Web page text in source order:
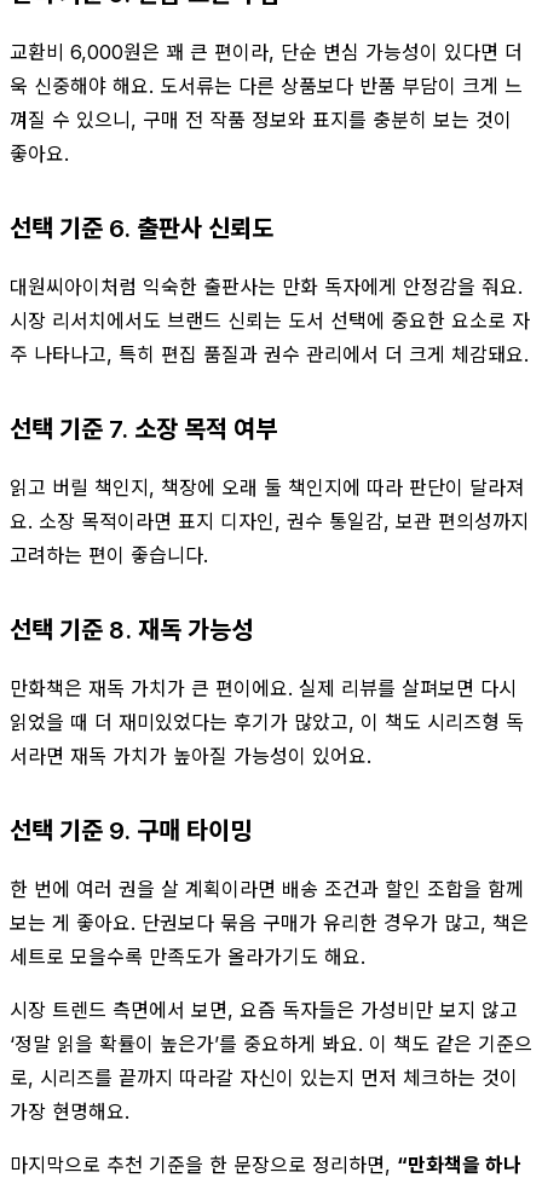
교환비 6,000원은 꽤 큰 편이라, 단순 변심 가능성이 있다면 더
욱 신중해야 해요. 도서류는 다른 상품보다 반품 부담이 크게 느
껴질 수 있으니, 구매 전 작품 정보와 표지를 충분히 보는 것이
좋아요.
선택 기준 6. 출판사 신뢰도
대원씨아이처럼 익숙한 출판사는 만화 독자에게 안정감을 줘요.
시장 리서치에서도 브랜드 신뢰는 도서 선택에 중요한 요소로 자
주 나타나고, 특히 편집 품질과 권수 관리에서 더 크게 체감돼요.
선택 기준 7. 소장 목적 여부
읽고 버릴 책인지, 책장에 오래 둘 책인지에 따라 판단이 달라져
요. 소장 목적이라면 표지 디자인, 권수 통일감, 보관 편의성까지
고려하는 편이 좋습니다.
선택 기준 8. 재독 가능성
만화책은 재독 가치가 큰 편이에요. 실제 리뷰를 살펴보면 다시
읽었을 때 더 재미있었다는 후기가 많았고, 이 책도 시리즈형 독
서라면 재독 가치가 높아질 가능성이 있어요.
선택 기준 9. 구매 타이밍
한 번에 여러 권을 살 계획이라면 배송 조건과 할인 조합을 함께
보는 게 좋아요. 단권보다 묶음 구매가 유리한 경우가 많고, 책은
세트로 모을수록 만족도가 올라가기도 해요.
시장 트렌드 측면에서 보면, 요즘 독자들은 가성비만 보지 않고
‘정말 읽을 확률이 높은가’를 중요하게 봐요. 이 책도 같은 기준으
로, 시리즈를 끝까지 따라갈 자신이 있는지 먼저 체크하는 것이
가장 현명해요.
마지막으로 추천 기준을 한 문장으로 정리하면, “만화책을 하나